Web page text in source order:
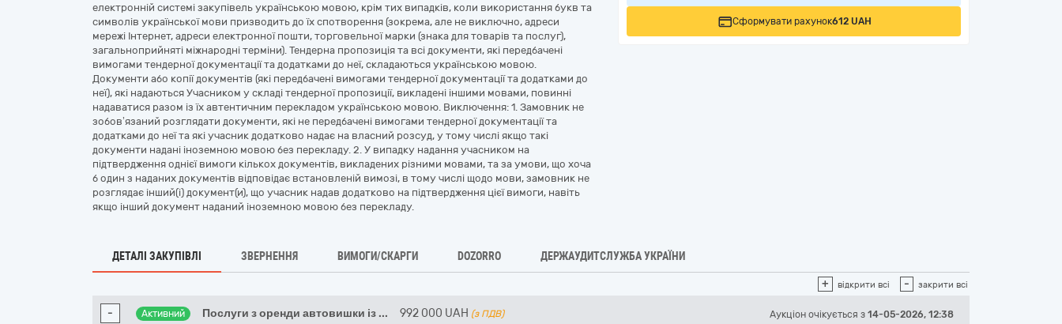
електронній системі закупівель українською мовою, крім тих випадків, коли використання букв та
символів української мови призводить до їх спотворення (зокрема, але не виключно, адреси
мережі Інтернет, адреси електронної пошти, торговельної марки (знака для товарів та послуг),
загальноприйняті міжнародні терміни). Тендерна пропозиція та всі документи, які передбачені
вимогами тендерної документації та додатками до неї, складаються українською мовою.
Документи або копії документів (які передбачені вимогами тендерної документації та додатками до
неї), які надаються Учасником у складі тендерної пропозиції, викладені іншими мовами, повинні
надаватися разом із їх автентичним перекладом українською мовою. Виключення: 1. Замовник не
зобов’язаний розглядати документи, які не передбачені вимогами тендерної документації та
додатками до неї та які учасник додатково надає на власний розсуд, у тому числі якщо такі
документи надані іноземною мовою без перекладу. 2. У випадку надання учасником на
підтвердження однієї вимоги кількох документів, викладених різними мовами, та за умови, що хоча
б один з наданих документів відповідає встановленій вимозі, в тому числі щодо мови, замовник не
розглядає інший(і) документ(и), що учасник надав додатково на підтвердження цієї вимоги, навіть
якщо інший документ наданий іноземною мовою без перекладу.
Сформувати рахунок612 UAH
ДЕТАЛІ ЗАКУПІВЛІ ЗВЕРНЕННЯ ВИМОГИ/СКАРГИ DOZORRO ДЕРЖАУДИТСЛУЖБА УКРАЇНИ
+ відкрити всі - закрити всі
- Активний Послуги з оренди автовишки із ... 992 000 UAH (з ПДВ) Аукціон очікується з 14-05-2026, 12:38